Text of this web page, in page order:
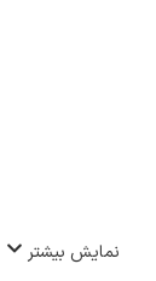
نمایش بیشتر